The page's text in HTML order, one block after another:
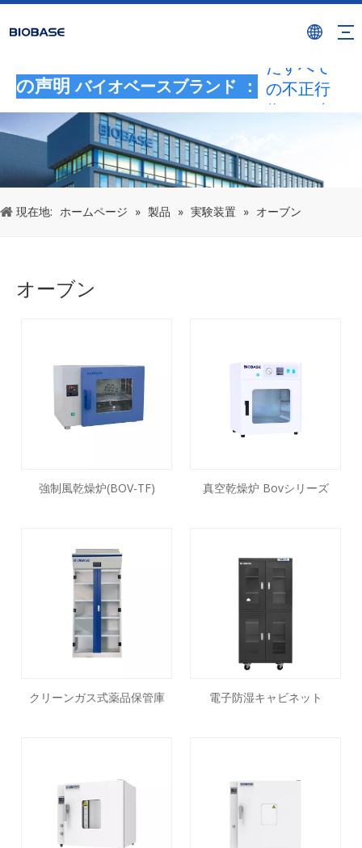
の声明バイオベースブランド ：
を使用し
の不正行
為は、違
れます。
BIOBASE
は法的責
現在地: ホームページ » 製品 » 実験装置 » オーブン
オーブン
強制風乾燥炉(BOV-TF) 真空乾燥炉 Bovシリーズ
クリーンガス式薬品保管庫 電子防湿キャビネット